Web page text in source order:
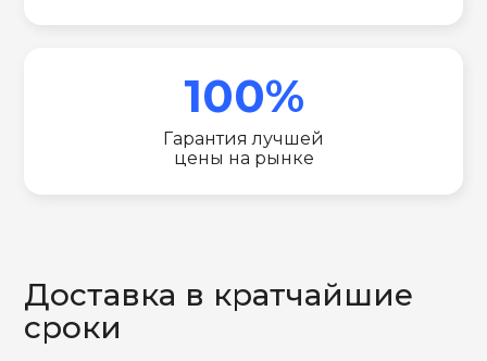
100%
Гарантия лучшей
цены на рынке
Доставка в кратчайшие
сроки